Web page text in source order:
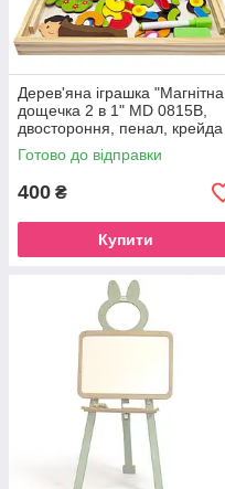
Дерев'яна іграшка "Магнітна
дощечка 2 в 1" MD 0815B,
двостороння, пенал, крейда
Готово до відправки
400 ₴
Купити